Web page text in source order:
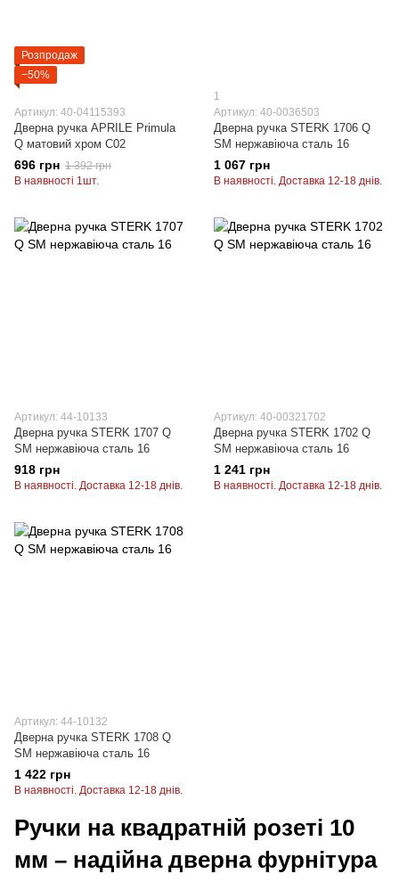
Розпродаж
−50%
Артикул: 40-04115393
Дверна ручка APRILE Primula
Q матовий хром C02
696 грн 1 392 грн
В наявності 1шт.
1
Артикул: 40-0036503
Дверна ручка STERK 1706 Q
SM нержавіюча сталь 16
1 067 грн
В наявності. Доставка 12-18 днів.
Артикул: 44-10133
Дверна ручка STERK 1707 Q
SM нержавіюча сталь 16
918 грн
В наявності. Доставка 12-18 днів.
Артикул: 40-00321702
Дверна ручка STERK 1702 Q
SM нержавіюча сталь 16
1 241 грн
В наявності. Доставка 12-18 днів.
Артикул: 44-10132
Дверна ручка STERK 1708 Q
SM нержавіюча сталь 16
1 422 грн
В наявності. Доставка 12-18 днів.
Ручки на квадратній розеті 10
мм – надійна дверна фурнітура